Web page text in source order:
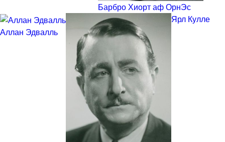
Барбро Хиорт аф ОрнЭс
Аллан Эдвалль
Ярл Кулле